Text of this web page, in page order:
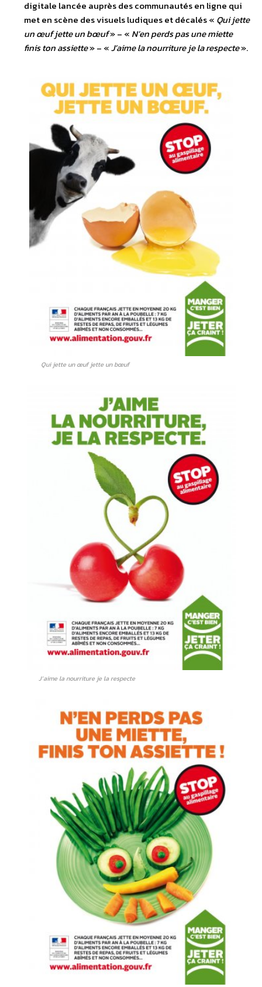
digitale lancée auprès des communautés en ligne qui
met en scène des visuels ludiques et décalés « Qui jette
un œuf jette un bœuf» – « N’en perds pas une miette
finis ton assiette» – «J’aime la nourriture je la respecte».
Qui jette un œuf jette un bœuf
J’aime la nourriture je la respecte